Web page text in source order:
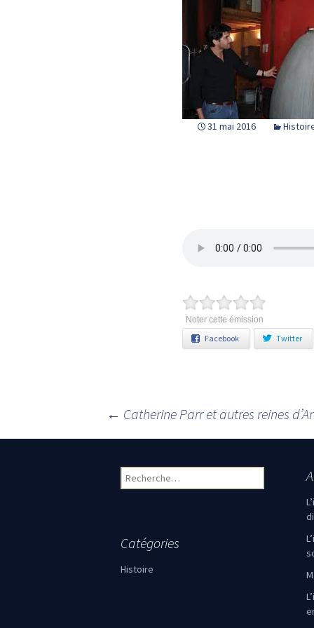
31 mai 2016
Noter cette émission
Facebook Twitter
Navigation des articles
← Catherine Parr et autres reines
Rechercher :
Catégories
Histoire